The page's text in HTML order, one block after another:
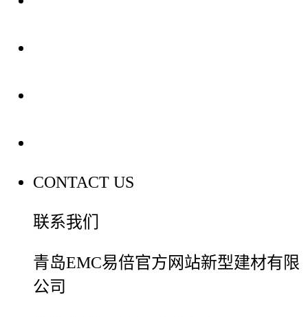
CONTACT US
联系我们
青岛EMC易倍官方网站新型建材有限
公司